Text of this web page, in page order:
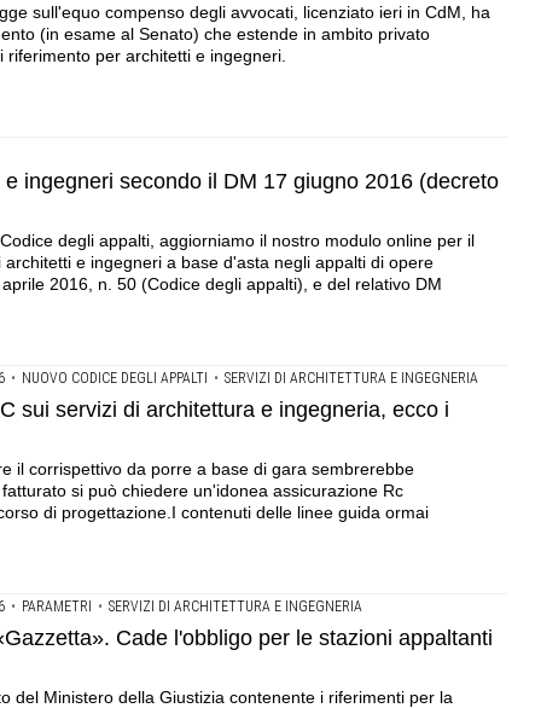
sull'equo compenso degli avvocati, licenziato ieri in CdM, ha
(in esame al Senato) che estende in ambito privato
per architetti e ingegneri.
ingegneri secondo il DM 17 giugno 2016 (decreto
degli appalti, aggiorniamo il nostro modulo online per il
e ingegneri a base d'asta negli appalti di opere
2016, n. 50 (Codice degli appalti), e del relativo DM
• NUOVO CODICE DEGLI APPALTI • SERVIZI DI ARCHITETTURA E INGEGNERIA
sui servizi di architettura e ingegneria, ecco i
il corrispettivo da porre a base di gara sembrerebbe
si può chiedere un'idonea assicurazione Rc
di progettazione.I contenuti delle linee guida ormai
• PARAMETRI • SERVIZI DI ARCHITETTURA E INGEGNERIA
Cade l'obbligo per le stazioni appaltanti
del Ministero della Giustizia contenente i riferimenti per la